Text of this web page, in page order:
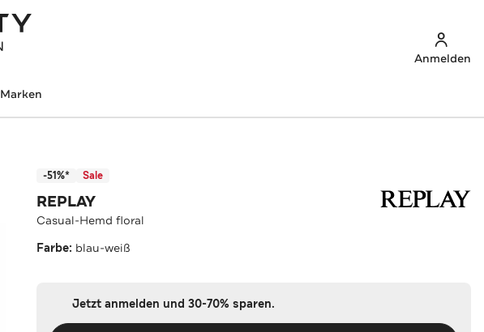
Anmelden
Marken
-51%* Sale
REPLAY
Casual-Hemd floral
Farbe: blau-weiß
Jetzt anmelden und 30-70% sparen.